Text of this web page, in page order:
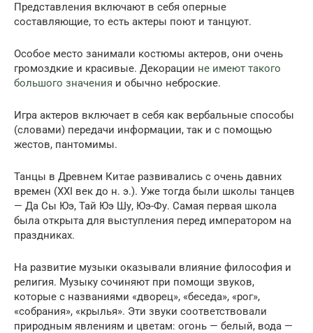
Представления включают в себя оперные
составляющие, то есть актеры поют и танцуют.
Особое место занимали костюмы актеров, они очень
громоздкие и красивые. Декорации не имеют такого
большого значения и обычно неброские.
Игра актеров включает в себя как вербальные способы
(словами) передачи информации, так и с помощью
жестов, пантомимы.
Танцы в Древнем Китае развивались с очень давних
времен (XXI век до н. э.). Уже тогда были школы танцев
— Да Сы Юэ, Тай Юэ Шу, Юэ-Фу. Самая первая школа
была открыта для выступления перед императором на
праздниках.
На развитие музыки оказывали влияние философия и
религия. Музыку сочиняют при помощи звуков,
которые с названиями «дворец», «беседа», «рог»,
«собрания», «крылья». Эти звуки соответствовали
природным явлениям и цветам: огонь — белый, вода —